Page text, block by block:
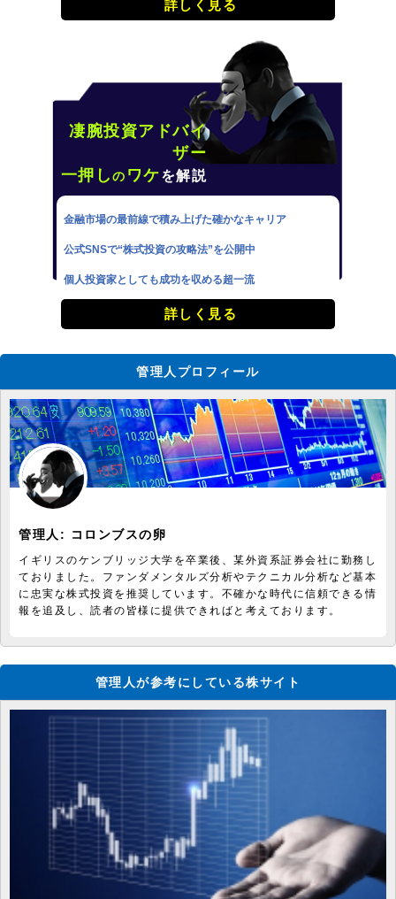
詳しく見る
凄腕投資アドバイ
ザー
一押しの ワケを解説
金融市場の最前線で積み上げた確かなキャリア
公式SNSで“株式投資の攻略法”を公開中
個人投資家としても成功を収める超一流
詳しく見る
管理人プロフィール
管理人: コロンブスの卵
イギリスのケンブリッジ大学を卒業後、某外資系証券会社に勤務し
ておりました。ファンダメンタルズ分析やテクニカル分析など基本
に忠実な株式投資を推奨しています。不確かな時代に信頼できる情
報を追及し、読者の皆様に提供できればと考えております。
管理人が参考にしている株サイト